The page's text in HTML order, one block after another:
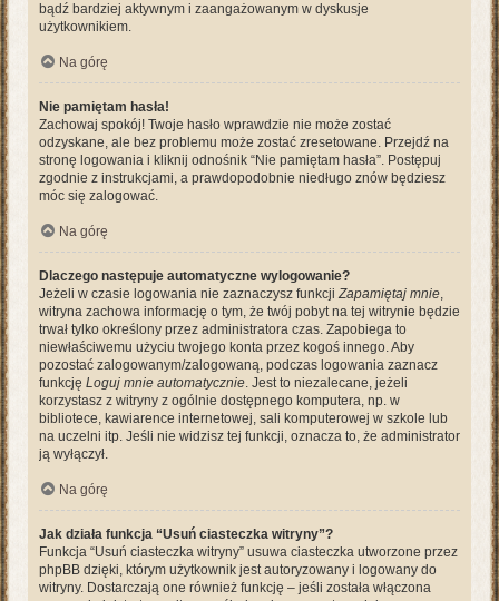
bądź bardziej aktywnym i zaangażowanym w dyskusje
użytkownikiem.
Na górę
Nie pamiętam hasła!
Zachowaj spokój! Twoje hasło wprawdzie nie może zostać
odzyskane, ale bez problemu może zostać zresetowane. Przejdź na
stronę logowania i kliknij odnośnik “Nie pamiętam hasła”. Postępuj
zgodnie z instrukcjami, a prawdopodobnie niedługo znów będziesz
móc się zalogować.
Na górę
Dlaczego następuje automatyczne wylogowanie?
Jeżeli w czasie logowania nie zaznaczysz funkcjiZapamiętaj mnie,
witryna zachowa informację o tym, że twój pobyt na tej witrynie będzie
trwał tylko określony przez administratora czas. Zapobiega to
niewłaściwemu użyciu twojego konta przez kogoś innego. Aby
pozostać zalogowanym/zalogowaną, podczas logowania zaznacz
funkcję Loguj mnie automatycznie. Jest to niezalecane, jeżeli
korzystasz z witryny z ogólnie dostępnego komputera, np. w
bibliotece, kawiarence internetowej, sali komputerowej w szkole lub
na uczelni itp. Jeśli nie widzisz tej funkcji, oznacza to, że administrator
ją wyłączył.
Na górę
Jak działa funkcja “Usuń ciasteczka witryny”?
Funkcja “Usuń ciasteczka witryny” usuwa ciasteczka utworzone przez
phpBB dzięki, którym użytkownik jest autoryzowany i logowany do
witryny. Dostarczają one również funkcję – jeśli została włączona